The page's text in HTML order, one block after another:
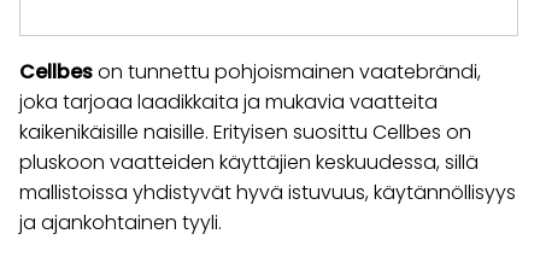
Cellbeson tunnettu pohjoismainen vaatebrändi,
joka tarjoaa laadikkaita ja mukavia vaatteita
kaikenikäisille naisille. Erityisen suosittu Cellbes on
pluskoon vaatteiden käyttäjien keskuudessa, sillä
mallistoissa yhdistyvät hyvä istuvuus, käytännöllisyys
ja ajankohtainen tyyli.